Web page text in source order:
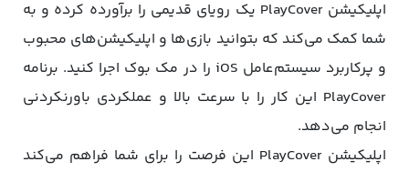
اپلیکیشن PlayCover یک رویای قدیمی را برآورده کرده و به
شما کمک می‌کند که بتوانید بازی‌ها و اپلیکیشن‌های محبوب
و پرکاربرد سیستم‌عامل iOS را در مک بوک اجرا کنید. برنامه
PlayCover این کار را با سرعت بالا و عملکردی باورنکردنی
انجام می‌دهد.
اپلیکیشن PlayCover این فرصت را برای شما فراهم می‌کند